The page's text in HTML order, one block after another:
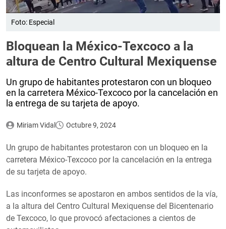
Foto: Especial
Bloquean la México-Texcoco a la
altura de Centro Cultural Mexiquense
Un grupo de habitantes protestaron con un bloqueo
en la carretera México-Texcoco por la cancelación en
la entrega de su tarjeta de apoyo.
Miriam Vidal Octubre 9, 2024
Un grupo de habitantes protestaron con un bloqueo en la
carretera México-Texcoco por la cancelación en la entrega
de su tarjeta de apoyo.
Las inconformes se apostaron en ambos sentidos de la vía,
a la altura del Centro Cultural Mexiquense del Bicentenario
de Texcoco, lo que provocó afectaciones a cientos de